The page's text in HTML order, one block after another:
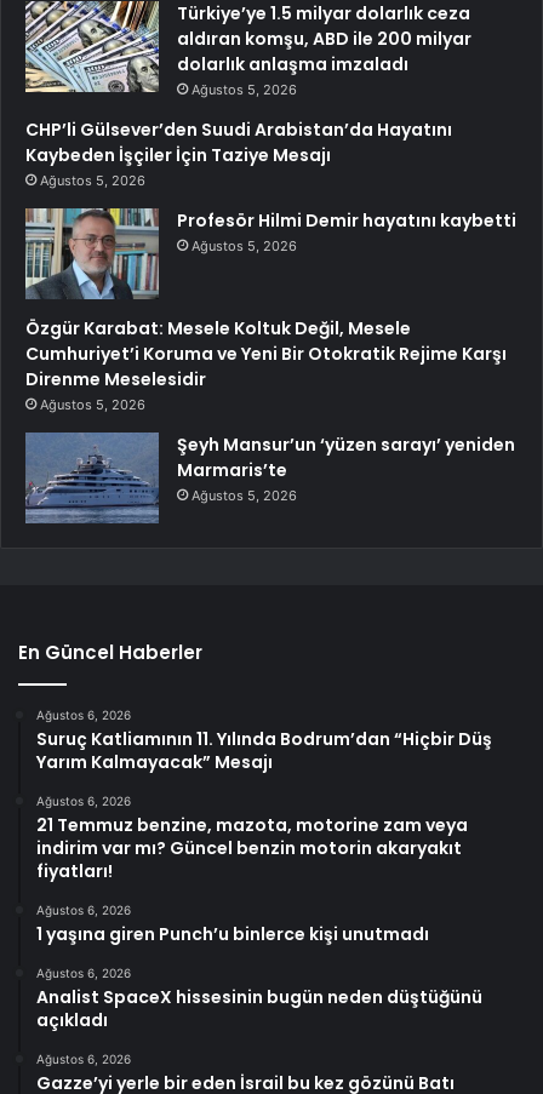
Türkiye’ye 1.5 milyar dolarlık ceza
aldıran komşu, ABD ile 200 milyar
dolarlık anlaşma imzaladı
Ağustos 5, 2026
CHP’li Gülsever’den Suudi Arabistan’da Hayatını
Kaybeden İşçiler İçin Taziye Mesajı
Ağustos 5, 2026
Profesör Hilmi Demir hayatını kaybetti
Ağustos 5, 2026
Özgür Karabat: Mesele Koltuk Değil, Mesele
Cumhuriyet’i Koruma ve Yeni Bir Otokratik Rejime Karşı
Direnme Meselesidir
Ağustos 5, 2026
Şeyh Mansur’un ‘yüzen sarayı’ yeniden
Marmaris’te
Ağustos 5, 2026
En Güncel Haberler
Ağustos 6, 2026
Suruç Katliamının 11. Yılında Bodrum’dan “Hiçbir Düş
Yarım Kalmayacak” Mesajı
Ağustos 6, 2026
21 Temmuz benzine, mazota, motorine zam veya
indirim var mı? Güncel benzin motorin akaryakıt
fiyatları!
Ağustos 6, 2026
1 yaşına giren Punch’u binlerce kişi unutmadı
Ağustos 6, 2026
Analist SpaceX hissesinin bugün neden düştüğünü
açıkladı
Ağustos 6, 2026
Gazze’yi yerle bir eden İsrail bu kez gözünü Batı